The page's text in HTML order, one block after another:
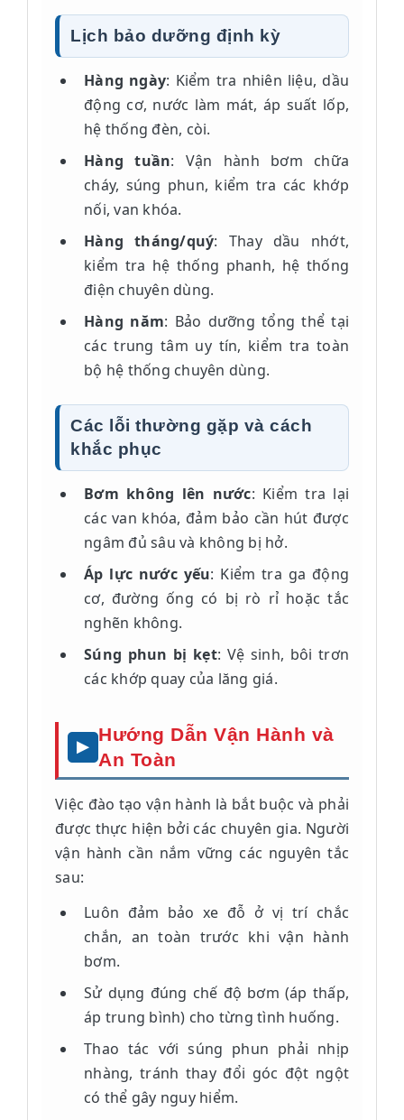
Lịch bảo dưỡng định kỳ
Hàng ngày: Kiểm tra nhiên liệu, dầu
động cơ, nước làm mát, áp suất lốp,
hệ thống đèn, còi.
Hàng tuần: Vận hành bơm chữa
cháy, súng phun, kiểm tra các khớp
nối, van khóa.
Hàng tháng/quý: Thay dầu nhớt,
kiểm tra hệ thống phanh, hệ thống
điện chuyên dùng.
Hàng năm: Bảo dưỡng tổng thể tại
các trung tâm uy tín, kiểm tra toàn
bộ hệ thống chuyên dùng.
Các lỗi thường gặp và cách
khắc phục
Bơm không lên nước: Kiểm tra lại
các van khóa, đảm bảo cần hút được
ngâm đủ sâu và không bị hở.
Áp lực nước yếu: Kiểm tra ga động
cơ, đường ống có bị rò rỉ hoặc tắc
nghẽn không.
Súng phun bị kẹt: Vệ sinh, bôi trơn
các khớp quay của lăng giá.
Hướng Dẫn Vận Hành và
An Toàn
Việc đào tạo vận hành là bắt buộc và phải
được thực hiện bởi các chuyên gia. Người
vận hành cần nắm vững các nguyên tắc
sau:
Luôn đảm bảo xe đỗ ở vị trí chắc
chắn, an toàn trước khi vận hành
bơm.
Sử dụng đúng chế độ bơm (áp thấp,
áp trung bình) cho từng tình huống.
Thao tác với súng phun phải nhịp
nhàng, tránh thay đổi góc đột ngột
có thể gây nguy hiểm.